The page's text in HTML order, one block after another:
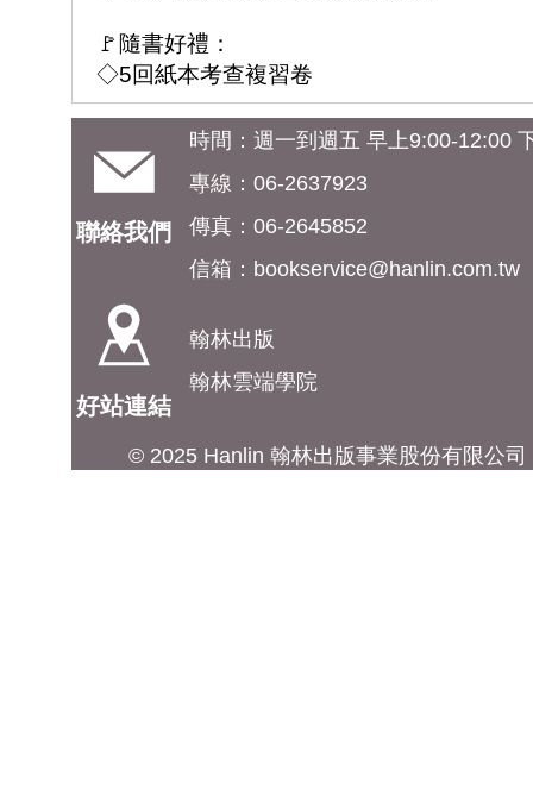
🚩隨書好禮：
◇5回紙本考查複習卷
聯絡我們
時間：週一到週五 早上9:00-12:00
專線：06-2637923
傳真：06-2645852
信箱： bookservice@hanlin.com.tw
好站連結
翰林出版
翰林雲端學院
© 2025 Hanlin 翰林出版事業股份有限公司